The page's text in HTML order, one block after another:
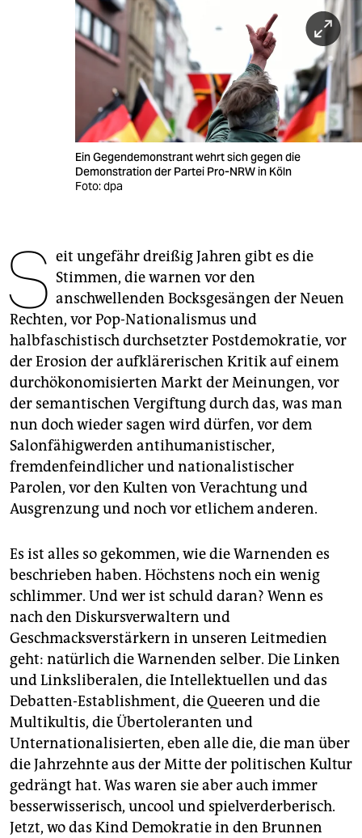
veranstaltungen
unterstützen
abo
genossenschaft
epaper login
Ein Gegendemonstrant wehrt sich gegen die
Demonstration der Partei Pro-NRW in Köln
Foto: dpa
S eit ungefähr dreißig Jahren gibt es die
Stimmen, die warnen vor den
anschwellenden Bocksgesängen der Neuen
Rechten, vor Pop-Nationalismus und
halbfaschistisch durchsetzter Postdemokratie, vor
der Erosion der aufklärerischen Kritik auf einem
durchökonomisierten Markt der Meinungen, vor
der semantischen Vergiftung durch das, was man
nun doch wieder sagen wird dürfen, vor dem
Salonfähigwerden antihumanistischer,
fremdenfeindlicher und nationalistischer
Parolen, vor den Kulten von Verachtung und
Ausgrenzung und noch vor etlichem anderen.
Es ist alles so gekommen, wie die Warnenden es
beschrieben haben. Höchstens noch ein wenig
schlimmer. Und wer ist schuld daran? Wenn es
nach den Diskursverwaltern und
Geschmacksverstärkern in unseren Leitmedien
geht: natürlich die Warnenden selber. Die Linken
und Linksliberalen, die Intellektuellen und das
Debatten-Establishment, die Queeren und die
Multikultis, die Übertoleranten und
Unternationalisierten, eben alle die, die man über
die Jahrzehnte aus der Mitte der politischen Kultur
gedrängt hat. Was waren sie aber auch immer
besserwisserisch, uncool und spielverderberisch.
Jetzt, wo das Kind Demokratie in den Brunnen